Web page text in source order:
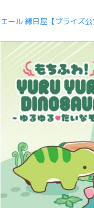
エール 縁日屋【プライズ公